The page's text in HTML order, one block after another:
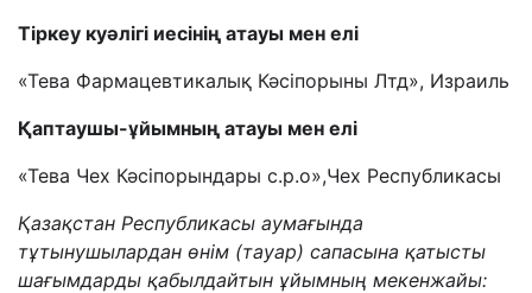
Тіркеу куәлігі иесінің атауы мен елі
«Тева Фармацевтикалық Кәсіпорыны Лтд», Израиль
Қаптаушы-ұйымның атауы мен елі
«Тева Чех Кәсіпорындары с.р.о»,Чех Республикасы
Қазақстан Республикасы аумағында
тұтынушылардан өнім (тауар) сапасына қатысты
шағымдарды қабылдайтын ұйымның мекенжайы: